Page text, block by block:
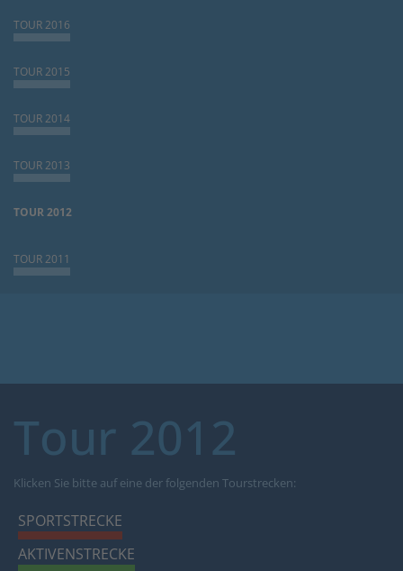
TOUR 2016
TOUR 2015
TOUR 2014
TOUR 2013
TOUR 2012
TOUR 2011
Tour 2012
Klicken Sie bitte auf eine der folgenden Tourstrecken:
SPORTSTRECKE
AKTIVENSTRECKE